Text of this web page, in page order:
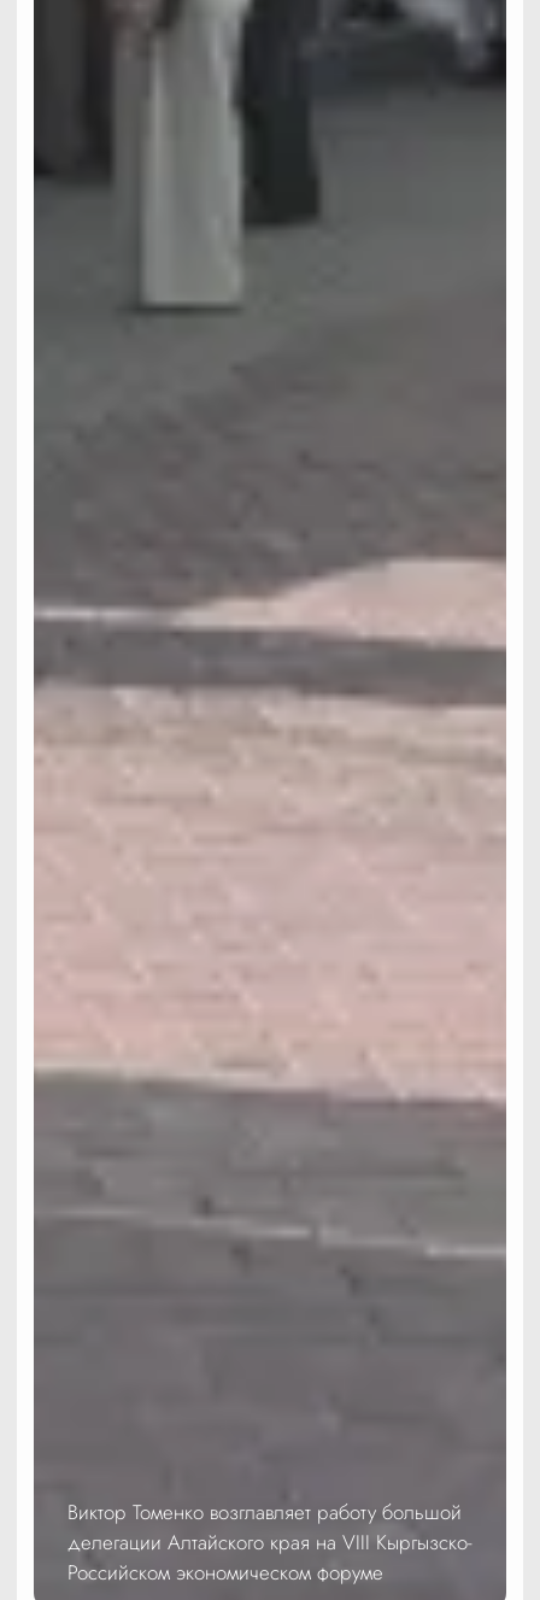
Виктор Томенко возглавляет работу большой
делегации Алтайского края на VIII Кыргызско-
Российском экономическом форуме